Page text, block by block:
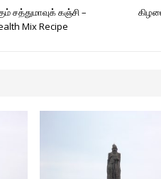
r
சத்துமாவுக் கஞ்சி –
Mix Recipe